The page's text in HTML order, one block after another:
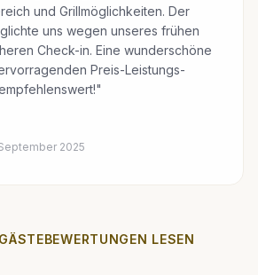
und Grillmöglichkeiten. Der
uns wegen unseres frühen
Check-in. Eine wunderschöne
Preis-Leistungs-
2025
LESEN